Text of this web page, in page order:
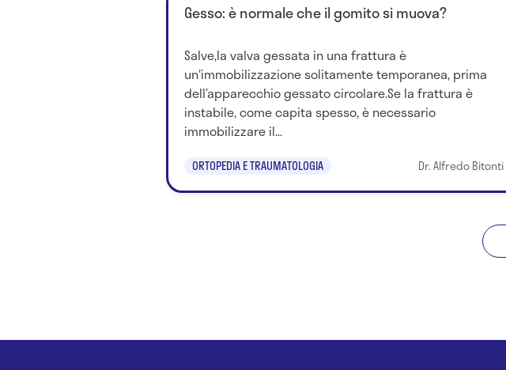
Gesso: è normale che il gomito si muova?
Salve,la valva gessata in una frattura è
un'immobilizzazione solitamente temporanea, prima
dell’apparecchio gessato circolare.Se la frattura è
instabile, come capita spesso, è necessario
immobilizzare il...
ORTOPEDIA E TRAUMATOLOGIA Dr. Alfredo Bitonti